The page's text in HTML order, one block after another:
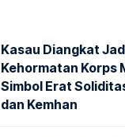
Kasau Diangkat
Kehormatan Korps
Simbol Erat
dan Kemhan